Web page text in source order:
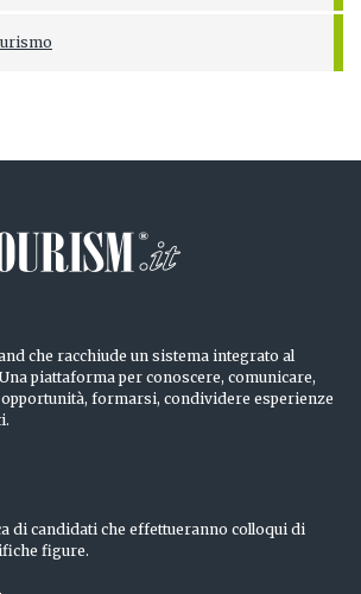
che racchiude un sistema integrato al
piattaforma per conoscere, comunicare,
formarsi, condividere esperienze
di candidati che effettueranno colloqui di
figure.